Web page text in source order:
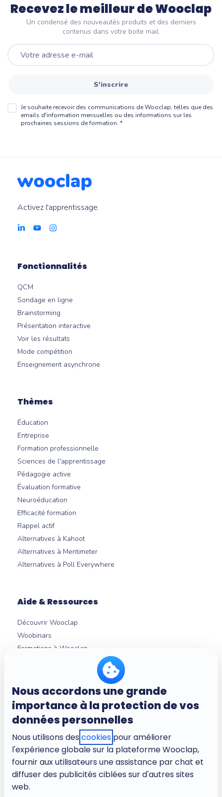
Recevez le meilleur de Wooclap
Un condensé des nouveautés produits et des derniers
contenus dans votre boite mail.
S'inscrire
Je souhaite recevoir des communications de Wooclap, telles que des
emails d'information mensuelles ou des informations sur les
prochaines sessions de formation. *
Nous accordons une grande
importance à la protection de vos
données personnelles
Nous utilisons des cookies pour améliorer
l'expérience globale sur la plateforme Wooclap,
fournir aux utilisateurs une assistance par chat et
diffuser des publicités ciblées sur d'autres sites
web.
Activez l'apprentissage.
Fonctionnalités
QCM
Sondage en ligne
Brainstorming
Présentation interactive
Voir les résultats
Mode compétition
Enseignement asynchrone
Thèmes
Éducation
Entreprise
Formation professionnelle
Sciences de l'apprentissage
Pédagogie active
Évaluation formative
Neuroéducation
Efficacité formation
Rappel actif
Alternatives à Kahoot
Alternatives à Mentimeter
Alternatives à Poll Everywhere
Aide & Ressources
Découvrir Wooclap
Woobinars
Formations à Wooclap
Guides et livres blancs
Intégrations LMS
Centre d'aide
À propos
Entreprise
Carrières